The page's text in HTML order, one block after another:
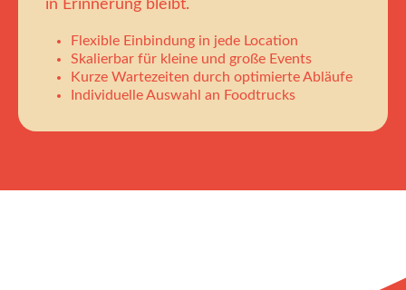
in Erinnerung bleibt.
Flexible Einbindung in jede Location
Skalierbar für kleine und große Events
Kurze Wartezeiten durch optimierte Abläufe
Individuelle Auswahl an Foodtrucks